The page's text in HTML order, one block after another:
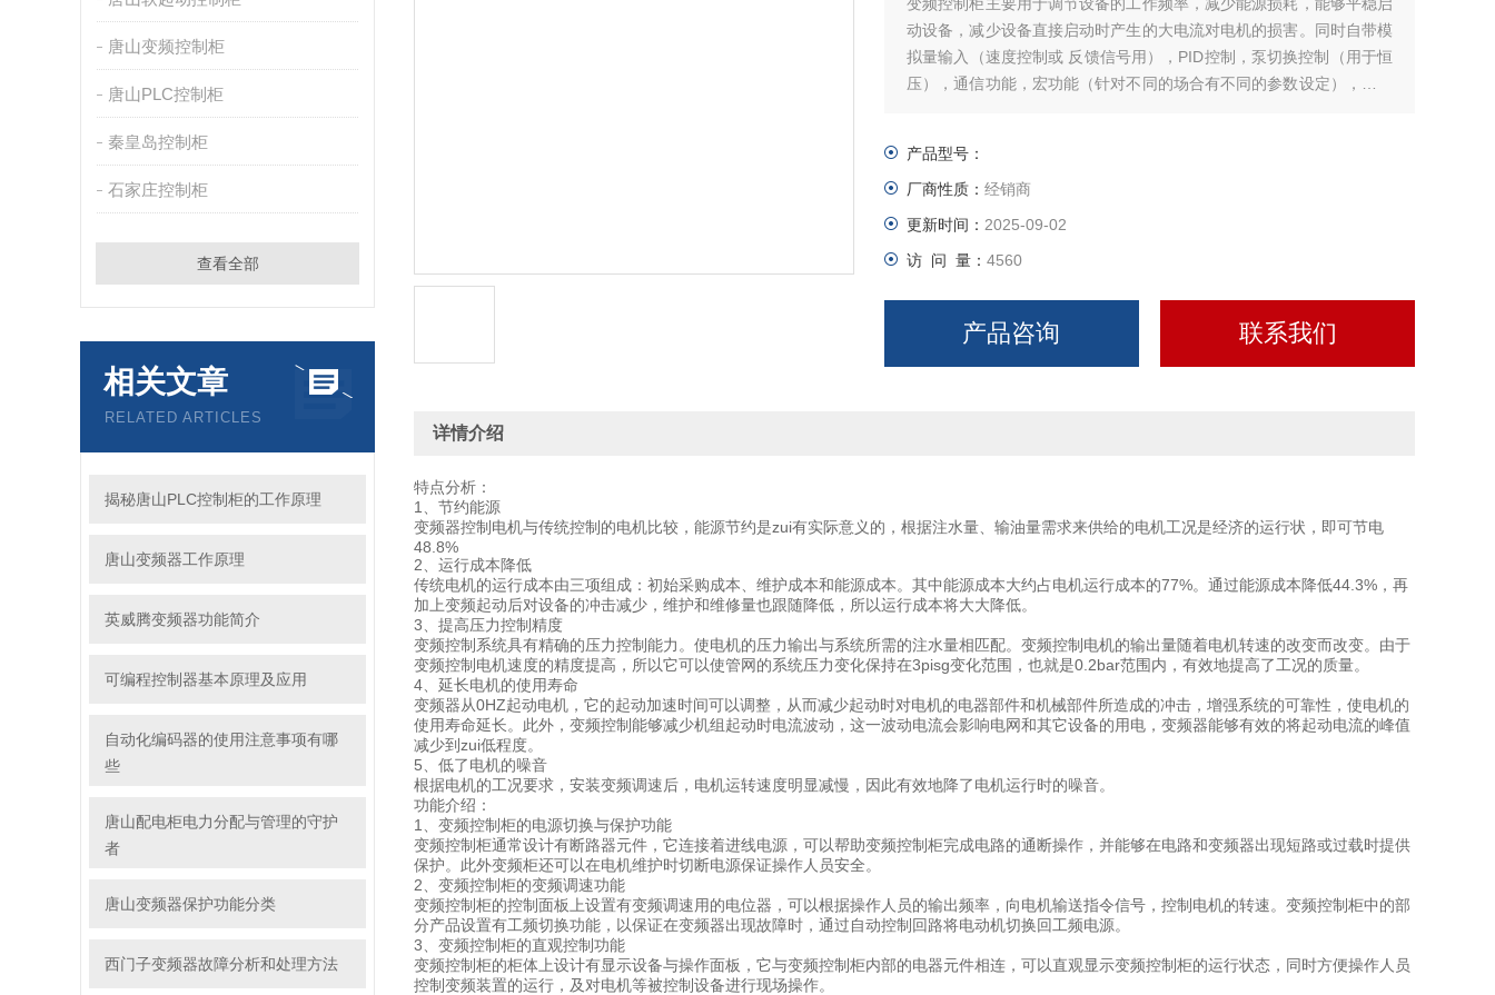
唐山变频控制柜
唐山PLC控制柜
秦皇岛控制柜
石家庄控制柜
查看全部
相关文章
RELATED ARTICLES
揭秘唐山PLC控制柜的工作原理
唐山变频器工作原理
英威腾变频器功能简介
可编程控制器基本原理及应用
自动化编码器的使用注意事项有哪
些
唐山配电柜电力分配与管理的守护
者
唐山变频器保护功能分类
西门子变频器故障分析和处理方法
动设备，减少设备直接启动时产生的大电流对电机的损害。同时自带模
拟量输入（速度控制或 反馈信号用），PID控制，泵切换控制（用于恒
压），通信功能，宏功能（针对不同的场合有不同的参数设定），多段
产品型号：
厂商性质： 经销商
更新时间： 2025-09-02
访 问 量： 4560
产品咨询 联系我们
详情介绍
特点分析：
1、节约能源
变频器控制电机与传统控制的电机比较，能源节约是zui有实际意义的，根据注水量、输油量需求来供给的电机工况是经济的运行状，即可节电
48.8%
2、运行成本降低
传统电机的运行成本由三项组成：初始采购成本、维护成本和能源成本。其中能源成本大约占电机运行成本的77%。通过能源成本降低44.3%，再
加上变频起动后对设备的冲击减少，维护和维修量也跟随降低，所以运行成本将大大降低。
3、提高压力控制精度
变频控制系统具有精确的压力控制能力。使电机的压力输出与系统所需的注水量相匹配。变频控制电机的输出量随着电机转速的改变而改变。由于
变频控制电机速度的精度提高，所以它可以使管网的系统压力变化保持在3pisg变化范围，也就是0.2bar范围内，有效地提高了工况的质量。
4、延长电机的使用寿命
变频器从0HZ起动电机，它的起动加速时间可以调整，从而减少起动时对电机的电器部件和机械部件所造成的冲击，增强系统的可靠性，使电机的
使用寿命延长。此外，变频控制能够减少机组起动时电流波动，这一波动电流会影响电网和其它设备的用电，变频器能够有效的将起动电流的峰值
减少到zui低程度。
5、低了电机的噪音
根据电机的工况要求，安装变频调速后，电机运转速度明显减慢，因此有效地降了电机运行时的噪音。
功能介绍：
1、变频控制柜的电源切换与保护功能
变频控制柜通常设计有断路器元件，它连接着进线电源，可以帮助变频控制柜完成电路的通断操作，并能够在电路和变频器出现短路或过载时提供
保护。此外变频柜还可以在电机维护时切断电源保证操作人员安全。
2、变频控制柜的变频调速功能
变频控制柜的控制面板上设置有变频调速用的电位器，可以根据操作人员的输出频率，向电机输送指令信号，控制电机的转速。变频控制柜中的部
分产品设置有工频切换功能，以保证在变频器出现故障时，通过自动控制回路将电动机切换回工频电源。
3、变频控制柜的直观控制功能
变频控制柜的柜体上设计有显示设备与操作面板，它与变频控制柜内部的电器元件相连，可以直观显示变频控制柜的运行状态，同时方便操作人员
控制变频装置的运行，及对电机等被控制设备进行现场操作。